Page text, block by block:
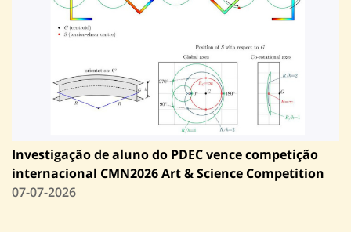
Investigação de aluno do PDEC vence competição
internacional CMN2026 Art & Science Competition
07-07-2026